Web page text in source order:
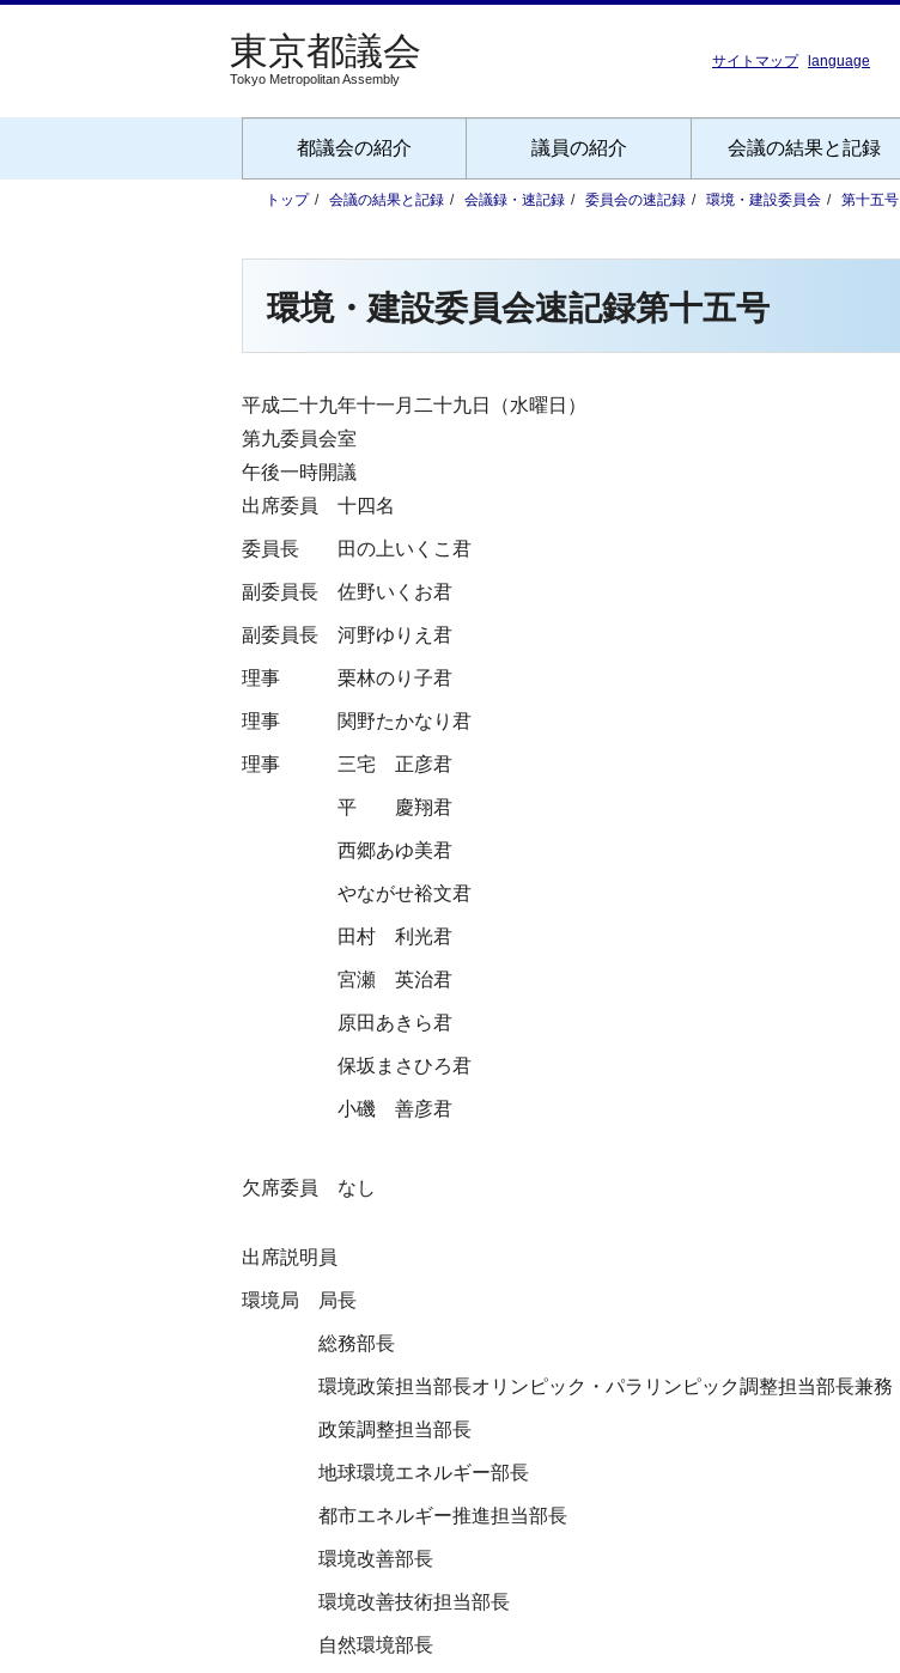
Tokyo Metropolitan Assembly
サイトマップ language
都議会の紹介 議員の紹介 会議の結果と記録
トップ 会議の結果と記録 会議録・速記録 委員会の速記録 環境・建設委員会 第十五号
環境・建設委員会速記録第十五号
平成二十九年十一月二十九日（水曜日）
第九委員会室
午後一時開議
出席委員 十四名
委員長 田の上いくこ君
副委員長 佐野いくお君
副委員長 河野ゆりえ君
理事 栗林のり子君
理事 関野たかなり君
理事 三宅 正彦君
平 慶翔君
西郷あゆ美君
やながせ裕文君
田村 利光君
宮瀬 英治君
原田あきら君
保坂まさひろ君
小磯 善彦君
欠席委員 なし
出席説明員
環境局 局長
総務部長
環境政策担当部長オリンピック・パラリンピック調整担当部長兼務
政策調整担当部長
地球環境エネルギー部長
都市エネルギー推進担当部長
環境改善部長
環境改善技術担当部長
自然環境部長